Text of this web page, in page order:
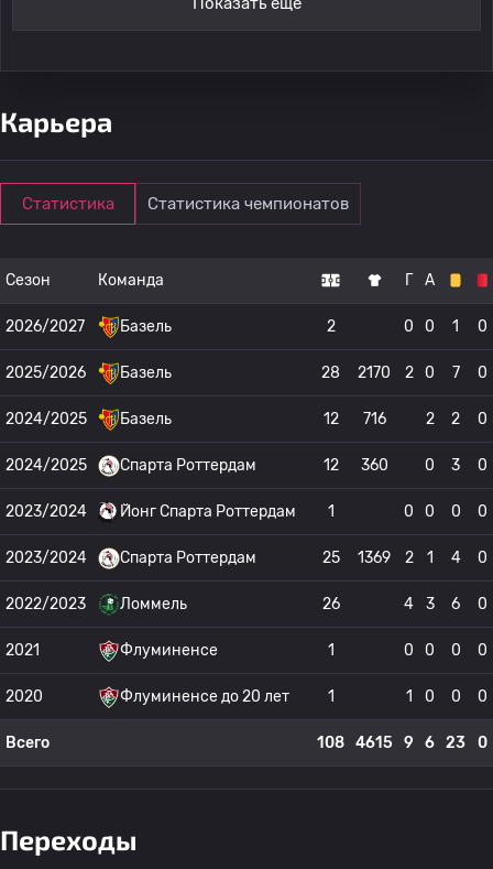
Карьера
Статистика Статистика чемпионатов
Сезон Команда Г А
2026/2027 Базель 2 0 0 1 0
2025/2026 Базель 28 2170 2 0 7 0
2024/2025 Базель 12 716 2 2 0
2024/2025 Спарта Роттердам 12 360 0 3 0
2023/2024 Йонг Спарта Роттердам 1 0 0 0 0
2023/2024 Спарта Роттердам 25 1369 2 1 4 0
2022/2023 Ломмель 26 4 3 6 0
2021 Флуминенсе 1 0 0 0 0
2020 Флуминенсе до 20 лет 1 1 0 0 0
Всего 108 4615 9 6 23 0
Переходы